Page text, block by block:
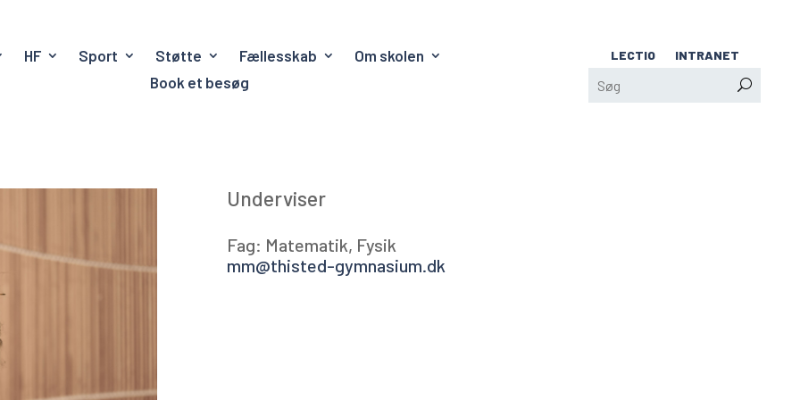
HF Sport Støtte Fællesskab
Om skolen
Book et besøg
LECTIO INTRANET
Underviser
Fag: Matematik, Fysik
mm@thisted-gymnasium.dk